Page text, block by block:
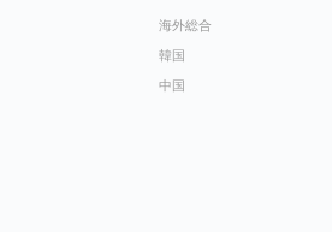
海外総合
韓国
中国